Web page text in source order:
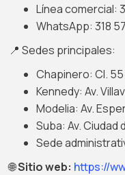
Línea comercial:
WhatsApp: 318
📍 Sedes principales:
Chapinero: Cl.
Kennedy: Av.
Modelia: Av.
Suba: Av. Ciudad
Sede
🌐Sitio web: https://